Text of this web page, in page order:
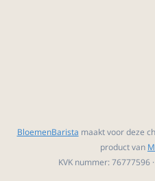
BloemenBarista maakt voor deze
product van
KVK nummer: 76777596 ·